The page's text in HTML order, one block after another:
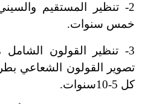
2- تنظير المستقيم
خمس سنوات.
3- تنظير القولون
تصوير القولون الشعاعي
كل 5-10سنوات.